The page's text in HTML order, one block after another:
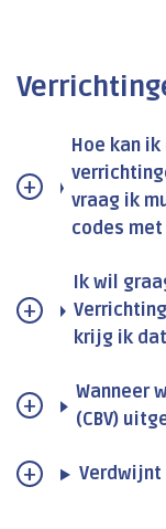
Hoe kan
vraag ik
codes met
Ik wil
krijg ik
Wanneer
(CBV)
Verdwijnt